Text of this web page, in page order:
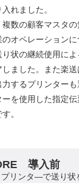
れました。
複数の顧客マスタ
オペレーション
り状の継続使用に
ました。また楽
力するプリンター
ーを使用した指定
。
導入前